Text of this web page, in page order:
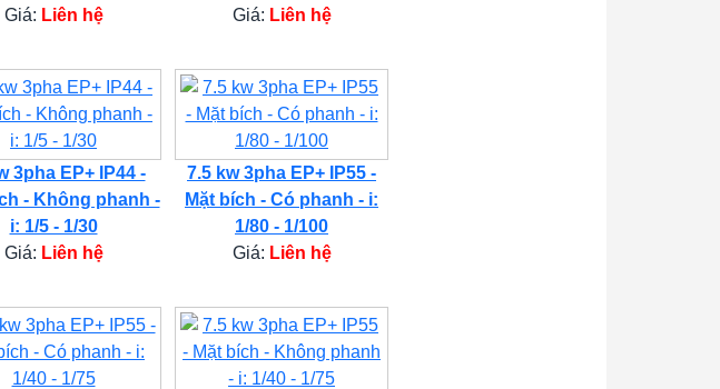
Giá: Liên hệ
Giá: Liên hệ
3pha EP+ IP44 -
- Không phanh -
i: 1/5 - 1/30
Giá: Liên hệ
7.5 kw 3pha EP+ IP55 -
Mặt bích - Có phanh - i:
1/80 - 1/100
Giá: Liên hệ